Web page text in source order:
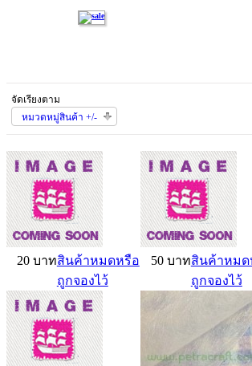
จัดเรียงตาม
หมวดหมู่สินค้า +/-
20 บาทสินค้าหมดหรือ
ถูกจองไว้
50 บาทสินค้าหมด
ถูกจองไว้